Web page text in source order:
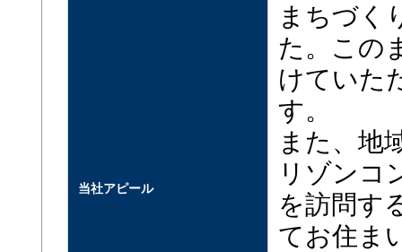
当社アピール
まちづく
た。この
けていた
す。
また、地
リゾンコ
を訪問す
てお住ま